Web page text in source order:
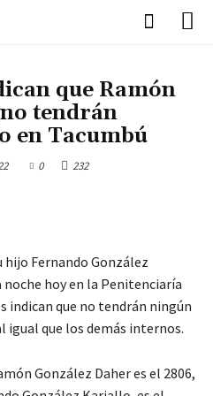
que Ramón
tendrán
en Tacumbú
0 232
hijo Fernando González
hoy en la Penitenciaría
indican que no tendrán ningún
igual que los demás internos.
González Daher es el 2806,